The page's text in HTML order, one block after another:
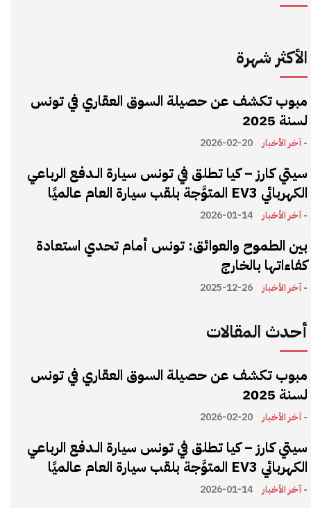
الأكثر شهرة
مبوب تكشف عن حصيلة السوق العقاري في تونس
لسنة 2025
- آخر الأخبار 2026-02-20
سيتي كارز – كيا تطلق في تونس سيارة الـدفع الرباعي
الكهربائي EV3 المتوَّجة بلقب سيارة العام عالميًا
- آخر الأخبار 2026-01-14
بين الطموح والعوائق: تونس أمام تحدي استعادة
كفاءاتها بالخارج
- آخر الأخبار 2025-12-26
أحدث المقالات
مبوب تكشف عن حصيلة السوق العقاري في تونس
لسنة 2025
- آخر الأخبار 2026-02-20
سيتي كارز – كيا تطلق في تونس سيارة الـدفع الرباعي
الكهربائي EV3 المتوَّجة بلقب سيارة العام عالميًا
- آخر الأخبار 2026-01-14